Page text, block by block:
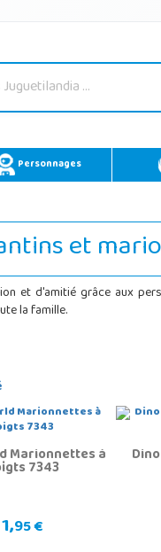
Personnages
et
et d'amitié grâce aux
la famille.
Marionnettes à
7343
1,95 €